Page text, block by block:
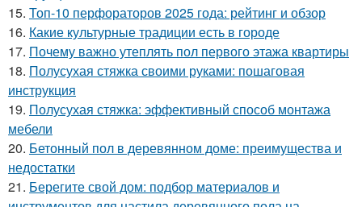
15. Топ-10 перфораторов 2025 года: рейтинг и обзор
16. Какие культурные традиции есть в городе
17. Почему важно утеплять пол первого этажа квартиры
18. Полусухая стяжка своими руками: пошаговая
инструкция
19. Полусухая стяжка: эффективный способ монтажа
мебели
20. Бетонный пол в деревянном доме: преимущества и
недостатки
21. Берегите свой дом: подбор материалов и